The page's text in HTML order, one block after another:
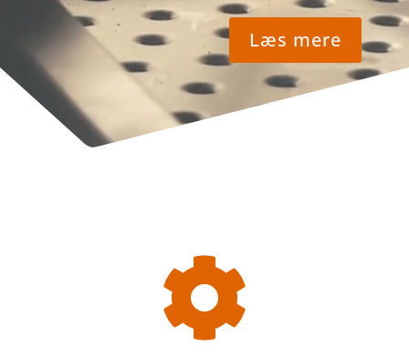
Læs mere
